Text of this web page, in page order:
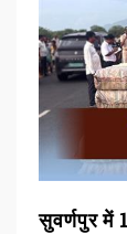
सुवर्णपुर में